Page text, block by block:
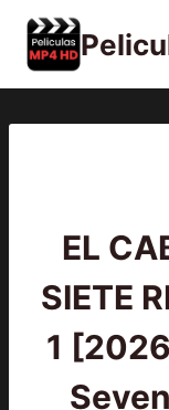
Saltar
contenido
EL
SIETE
1